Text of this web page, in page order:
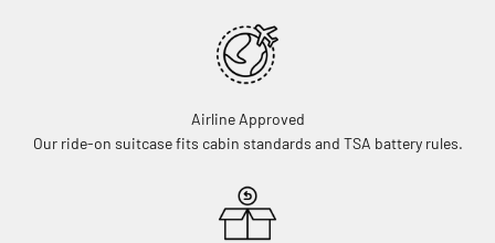
Airline Approved
Our ride-on suitcase fits cabin standards and TSA battery rules.